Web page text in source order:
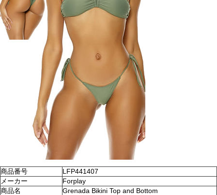
商品番号
LFP441407
メーカー
Forplay
商品名
Grenada Bikini Top and Bottom